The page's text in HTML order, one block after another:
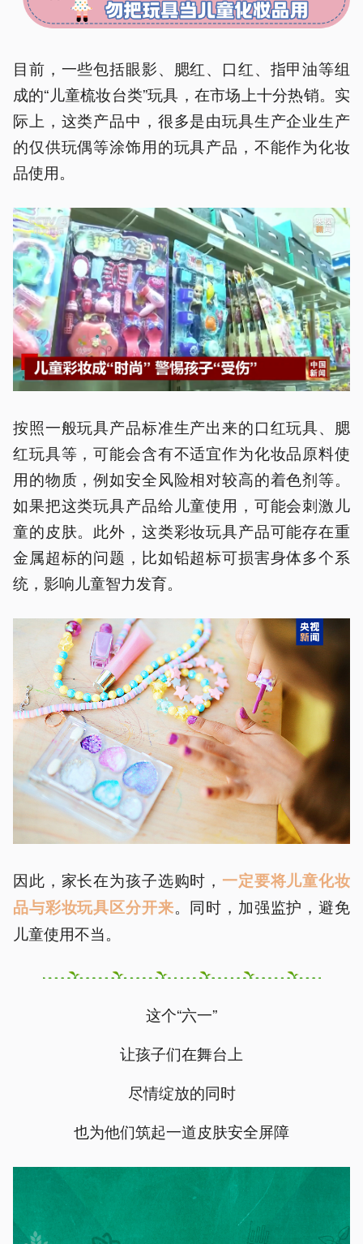
目前，一些包括眼影、腮红、口红、指甲油等组
成的“儿童梳妆台类”玩具，在市场上十分热销。实
际上，这类产品中，很多是由玩具生产企业生产
的仅供玩偶等涂饰用的玩具产品，不能作为化妆
品使用。
按照一般玩具产品标准生产出来的口红玩具、腮
红玩具等，可能会含有不适宜作为化妆品原料使
用的物质，例如安全风险相对较高的着色剂等。
如果把这类玩具产品给儿童使用，可能会刺激儿
童的皮肤。此外，这类彩妆玩具产品可能存在重
金属超标的问题，比如铅超标可损害身体多个系
统，影响儿童智力发育。
因此，家长在为孩子选购时， 一定要将儿童化妆
品与彩妆玩具区分开来。同时，加强监护，避免
儿童使用不当。
这个“六一”
让孩子们在舞台上
尽情绽放的同时
也为他们筑起一道皮肤安全屏障